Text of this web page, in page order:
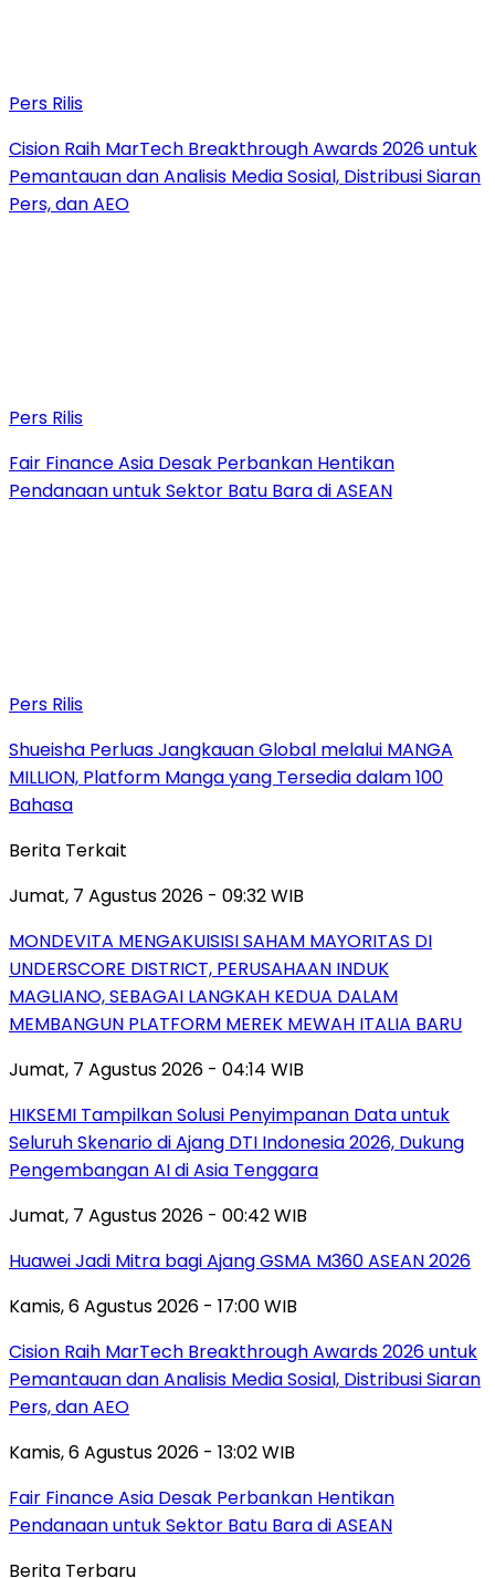
Pers Rilis
Cision Raih MarTech Breakthrough Awards 2026 untuk
Pemantauan dan Analisis Media Sosial, Distribusi Siaran
Pers, dan AEO
Pers Rilis
Fair Finance Asia Desak Perbankan Hentikan
Pendanaan untuk Sektor Batu Bara di ASEAN
Pers Rilis
Shueisha Perluas Jangkauan Global melalui MANGA
MILLION, Platform Manga yang Tersedia dalam 100
Bahasa
Berita Terkait
Jumat, 7 Agustus 2026 - 09:32 WIB
MONDEVITA MENGAKUISISI SAHAM MAYORITAS DI
UNDERSCORE DISTRICT, PERUSAHAAN INDUK
MAGLIANO, SEBAGAI LANGKAH KEDUA DALAM
MEMBANGUN PLATFORM MEREK MEWAH ITALIA BARU
Jumat, 7 Agustus 2026 - 04:14 WIB
HIKSEMI Tampilkan Solusi Penyimpanan Data untuk
Seluruh Skenario di Ajang DTI Indonesia 2026, Dukung
Pengembangan AI di Asia Tenggara
Jumat, 7 Agustus 2026 - 00:42 WIB
Huawei Jadi Mitra bagi Ajang GSMA M360 ASEAN 2026
Kamis, 6 Agustus 2026 - 17:00 WIB
Cision Raih MarTech Breakthrough Awards 2026 untuk
Pemantauan dan Analisis Media Sosial, Distribusi Siaran
Pers, dan AEO
Kamis, 6 Agustus 2026 - 13:02 WIB
Fair Finance Asia Desak Perbankan Hentikan
Pendanaan untuk Sektor Batu Bara di ASEAN
Berita Terbaru